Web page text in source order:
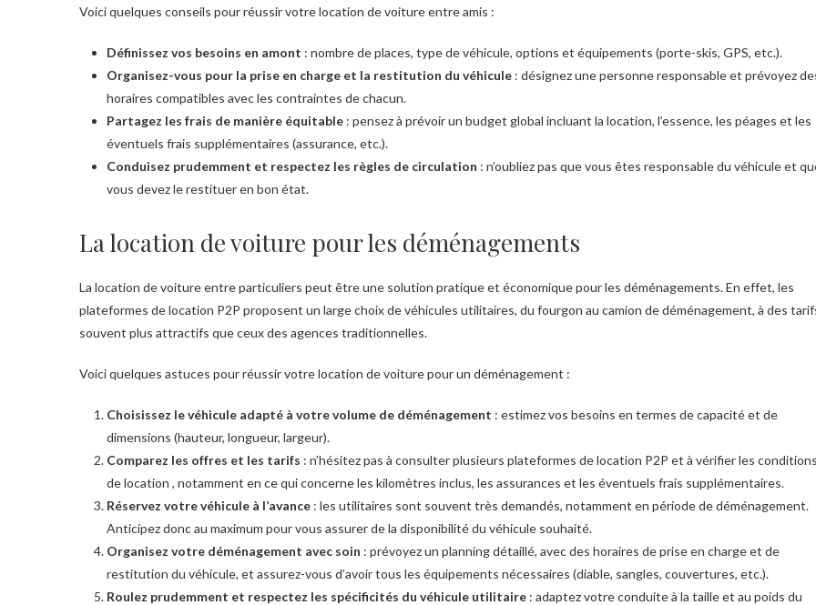
Voici quelques conseils pour réussir votre location de voiture entre amis :
Définissez vos besoins en amont : nombre de places, type de véhicule, options et équipements (porte-skis, GPS, etc.).
Organisez-vous pour la prise en charge et la restitution du véhicule : désignez une personne responsable et prévoyez
horaires compatibles avec les contraintes de chacun.
Partagez les frais de manière équitable : pensez à prévoir un budget global incluant la location, l’essence, les péages et les
éventuels frais supplémentaires (assurance, etc.).
Conduisez prudemment et respectez les règles de circulation : n’oubliez pas que vous êtes responsable du véhicule et
vous devez le restituer en bon état.
La location de voiture pour les déménagements
La location de voiture entre particuliers peut être une solution pratique et économique pour les déménagements. En effet, les
plateformes de location P2P proposent un large choix de véhicules utilitaires, du fourgon au camion de déménagement, à des
souvent plus attractifs que ceux des agences traditionnelles.
Voici quelques astuces pour réussir votre location de voiture pour un déménagement :
Choisissez le véhicule adapté à votre volume de déménagement : estimez vos besoins en termes de capacité et de
dimensions (hauteur, longueur, largeur).
Comparez les offres et les tarifs : n’hésitez pas à consulter plusieurs plateformes de location P2P et à vérifier les
de location , notamment en ce qui concerne les kilomètres inclus, les assurances et les éventuels frais supplémentaires.
Réservez votre véhicule à l’avance : les utilitaires sont souvent très demandés, notamment en période de déménagement.
Anticipez donc au maximum pour vous assurer de la disponibilité du véhicule souhaité.
Organisez votre déménagement avec soin : prévoyez un planning détaillé, avec des horaires de prise en charge et de
restitution du véhicule, et assurez-vous d’avoir tous les équipements nécessaires (diable, sangles, couvertures, etc.).
Roulez prudemment et respectez les spécificités du véhicule utilitaire : adaptez votre conduite à la taille et au poids du